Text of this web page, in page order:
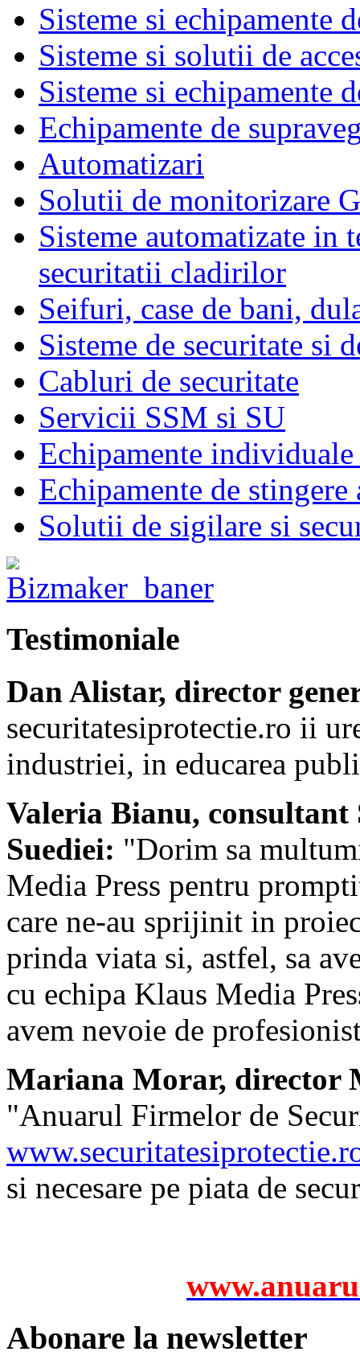
Sisteme si echipamente
Sisteme si solutii de
Sisteme si echipamente
Echipamente de
Automatizari
Solutii de monitorizare
Sisteme automatizate in
securitatii cladirilor
Seifuri, case de bani,
Sisteme de securitate si
Cabluri de securitate
Servicii SSM si SU
Echipamente
Echipamente de
Solutii de sigilare si
Testimoniale
Dan Alistar, director
securitatesiprotectie.ro ii
industriei, in educarea
Valeria Bianu, consultant
Suediei: "Dorim sa
Media Press pentru
care ne-au sprijinit in
prinda viata si, astfel, sa
cu echipa Klaus Media
avem nevoie de
Mariana Morar, director
"Anuarul Firmelor de
si necesare pe piata de
Abonare la newsletter